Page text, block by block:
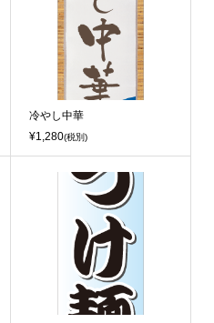
冷やし中華
¥1,280(税別)